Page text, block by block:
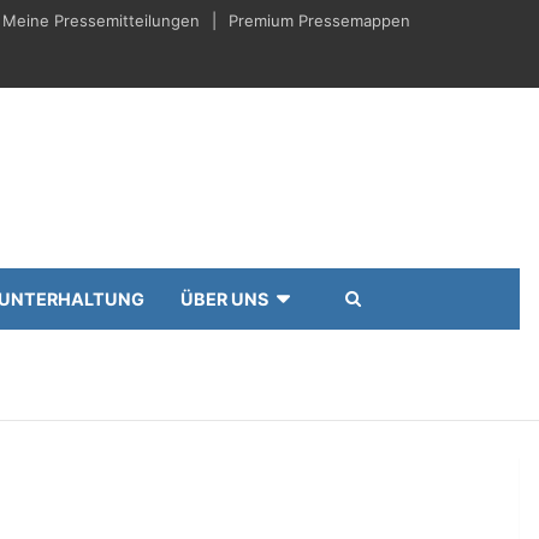
Meine Pressemitteilungen Premium Pressemappen
UNTERHALTUNG ÜBER UNS